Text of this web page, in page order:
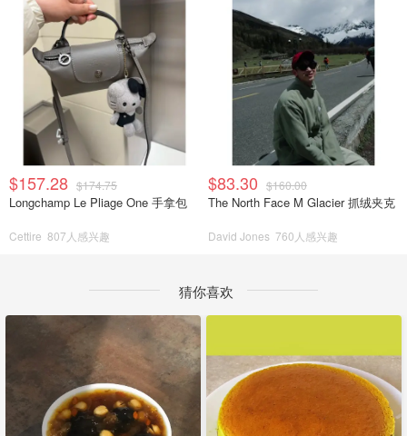
$157.28 $174.75
Longchamp Le Pliage One 手拿包
Cettire 807人感兴趣
$83.30 $160.00
The North Face M Glacier 抓绒夹克
David Jones 760人感兴趣
猜你喜欢